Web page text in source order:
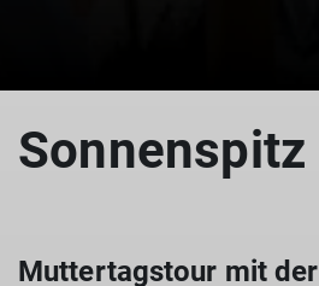
Sonnenspitz
Muttertagstour mit der